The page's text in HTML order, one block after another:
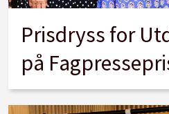
Prisdryss for
på